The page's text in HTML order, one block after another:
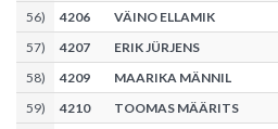
56) 4206 VÄINO ELLAMIK
57) 4207 ERIK JÜRJENS
58) 4209 MAARIKA MÄNNIL
59) 4210 TOOMAS MÄÄRITS